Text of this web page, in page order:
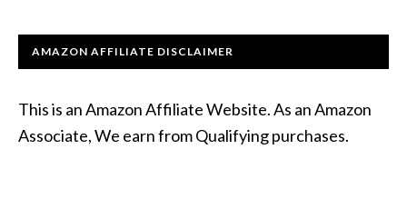
AMAZON AFFILIATE DISCLAIMER
This is an Amazon Affiliate Website. As an Amazon
Associate, We earn from Qualifying purchases.